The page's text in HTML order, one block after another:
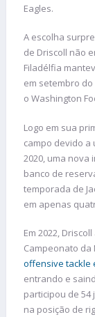
Eagles.
A escolha
de Driscoll não
Filadélfia
em setembro
o Washington
Logo em sua
campo devido a
2020, uma nova
banco de
temporada de
em apenas
Em 2022,
Campeonato da
offensive tackle
entrando e
participou de 54
na posição de